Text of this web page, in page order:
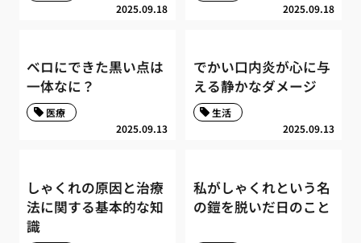
2025.09.18 2025.09.18
ベロにできた黒い点は
一体なに？
2025.09.13
医療
でかい口内炎が心に与
える静かなダメージ
2025.09.13
生活
しゃくれの原因と治療
法に関する基本的な知
識
私がしゃくれという名
の鎧を脱いだ日のこと